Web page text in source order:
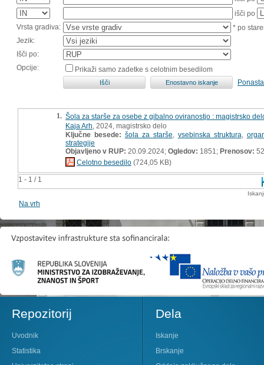
išči po
Vrsta gradiva:
* po
Jezik:
Išči po:
Opcije:
Prikaži samo zadetke s celotnim besedilom
1 - 1 / 1
1. Šola za starše za osebe z gibalno oviranostjo : magistrsko
Kaja Arh , 2024, magistrsko delo
Ključne besede: šola za starše vsebinska struktura
strategije
Objavljeno v RUP: 20.09.2024; Ogledov: 1851; Prenosov: 52
Celotno besedilo (724,05 KB)
Na vrh
Repozitorij
Uvodnik
Statistika
Dela
Iskanje
Brskanje